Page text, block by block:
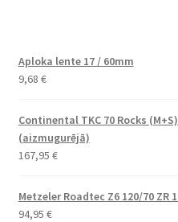
Aploka lente 17 / 60mm
9,68 €
Continental TKC 70 Rocks
(aizmugurējā)
167,95 €
Metzeler Roadtec Z6 120/70 ZR
94,95 €